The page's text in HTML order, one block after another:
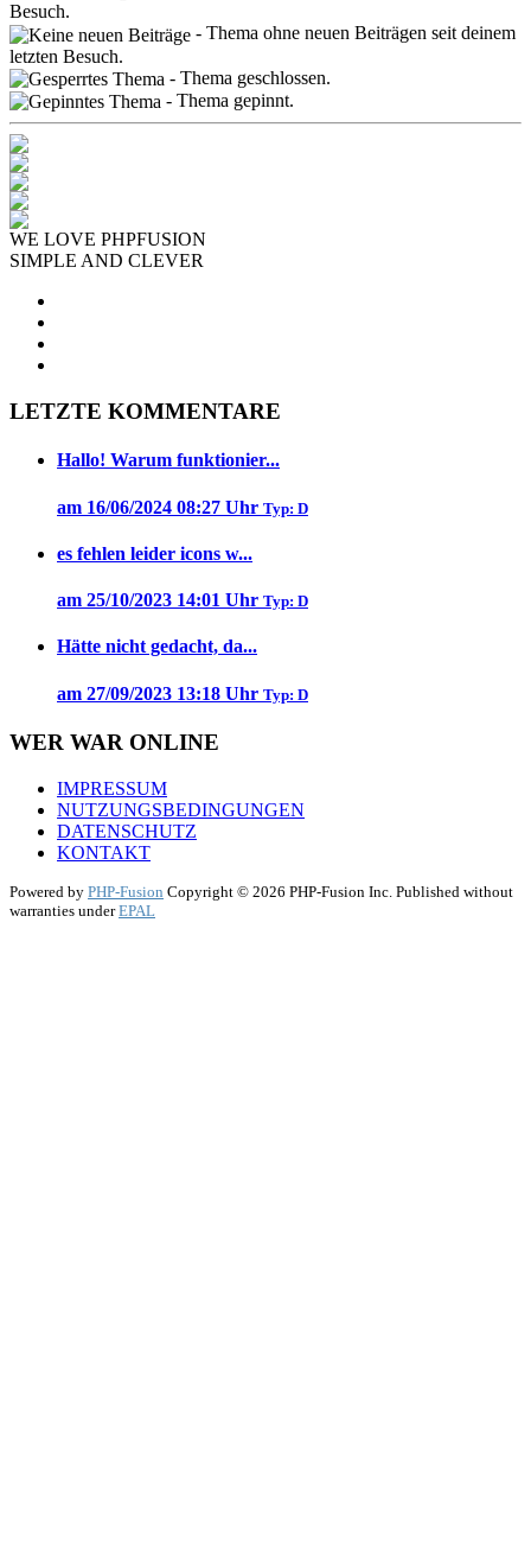
Besuch.
- Thema ohne neuen Beiträgen seit deinem
letzten Besuch.
- Thema geschlossen.
- Thema gepinnt.
WE LOVE PHPFUSION
SIMPLE AND CLEVER
LETZTE KOMMENTARE
Hallo! Warum funktionier...
am 16/06/2024 08:27 Uhr Typ: D
es fehlen leider icons w...
am 25/10/2023 14:01 Uhr Typ: D
Hätte nicht gedacht, da...
am 27/09/2023 13:18 Uhr Typ: D
WER WAR ONLINE
IMPRESSUM
NUTZUNGSBEDINGUNGEN
DATENSCHUTZ
KONTAKT
Powered by PHP-Fusion Copyright © 2026 PHP-Fusion Inc. Published without
warranties underEPAL